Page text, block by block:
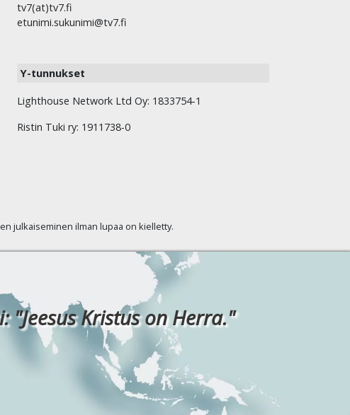
tv7(at)tv7.fi
etunimi.sukunimi@tv7.fi
Y-tunnukset
Lighthouse Network Ltd Oy: 1833754-1
Ristin Tuki ry: 1911738-0
julkaiseminen ilman lupaa on kielletty.
Kristus on Herra."